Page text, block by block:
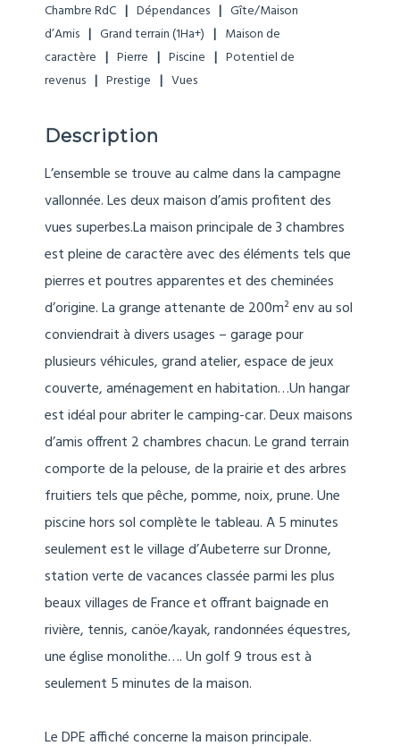
Chambre RdC Dépendances
Gîte/Maison
d’Amis
Grand terrain (1Ha+)
Maison de
caractère
Pierre Piscine
Potentiel de
revenus
Prestige Vues
Description
L’ensemble se trouve au calme dans la campagne
vallonnée. Les deux maison d’amis profitent des
vues superbes.La maison principale de 3 chambres
est pleine de caractère avec des éléments tels que
pierres et poutres apparentes et des cheminées
d’origine. La grange attenante de 200m² env au sol
conviendrait à divers usages – garage pour
plusieurs véhicules, grand atelier, espace de jeux
couverte, aménagement en habitation…Un hangar
est idéal pour abriter le camping-car. Deux maisons
d’amis offrent 2 chambres chacun. Le grand terrain
comporte de la pelouse, de la prairie et des arbres
fruitiers tels que pêche, pomme, noix, prune. Une
piscine hors sol complète le tableau. A 5 minutes
seulement est le village d’Aubeterre sur Dronne,
station verte de vacances classée parmi les plus
beaux villages de France et offrant baignade en
rivière, tennis, canöe/kayak, randonnées équestres,
une église monolithe…. Un golf 9 trous est à
seulement 5 minutes de la maison.
Le DPE affiché concerne la maison principale.